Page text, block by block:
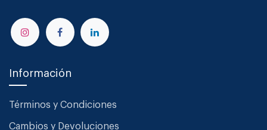
Información
Términos y Condiciones
Cambios y Devoluciones